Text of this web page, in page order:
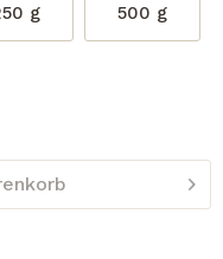
g 500 g